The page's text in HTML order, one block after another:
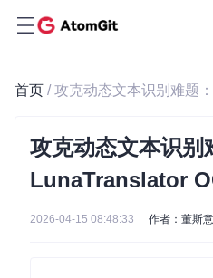
首页
攻克动态文本识别
LunaTranslator
2026-04-15 08:48:33 作者：董斯意